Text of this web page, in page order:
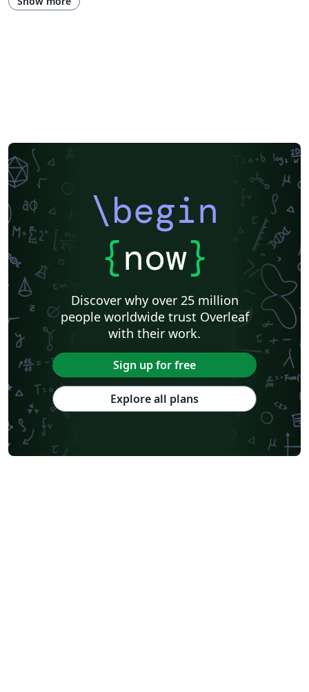
\begin
{now}
Discover why over 25 million
people worldwide trust Overleaf
with their work.
Sign up for free
Explore all plans